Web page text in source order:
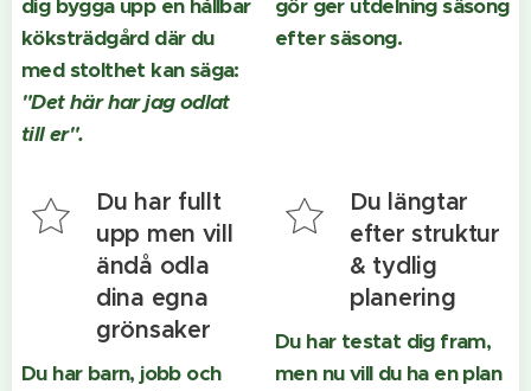
dig bygga upp en hållbar
köksträdgård där du
med stolthet kan säga:
"Det här har jag odlat
till er".
gör ger utdelning säsong
efter säsong.
Du har fullt
upp men vill
ändå odla
dina egna
grönsaker
Du har barn, jobb och
Du längtar
efter struktur
& tydlig
planering
Du har testat dig fram,
men nu vill du ha en plan